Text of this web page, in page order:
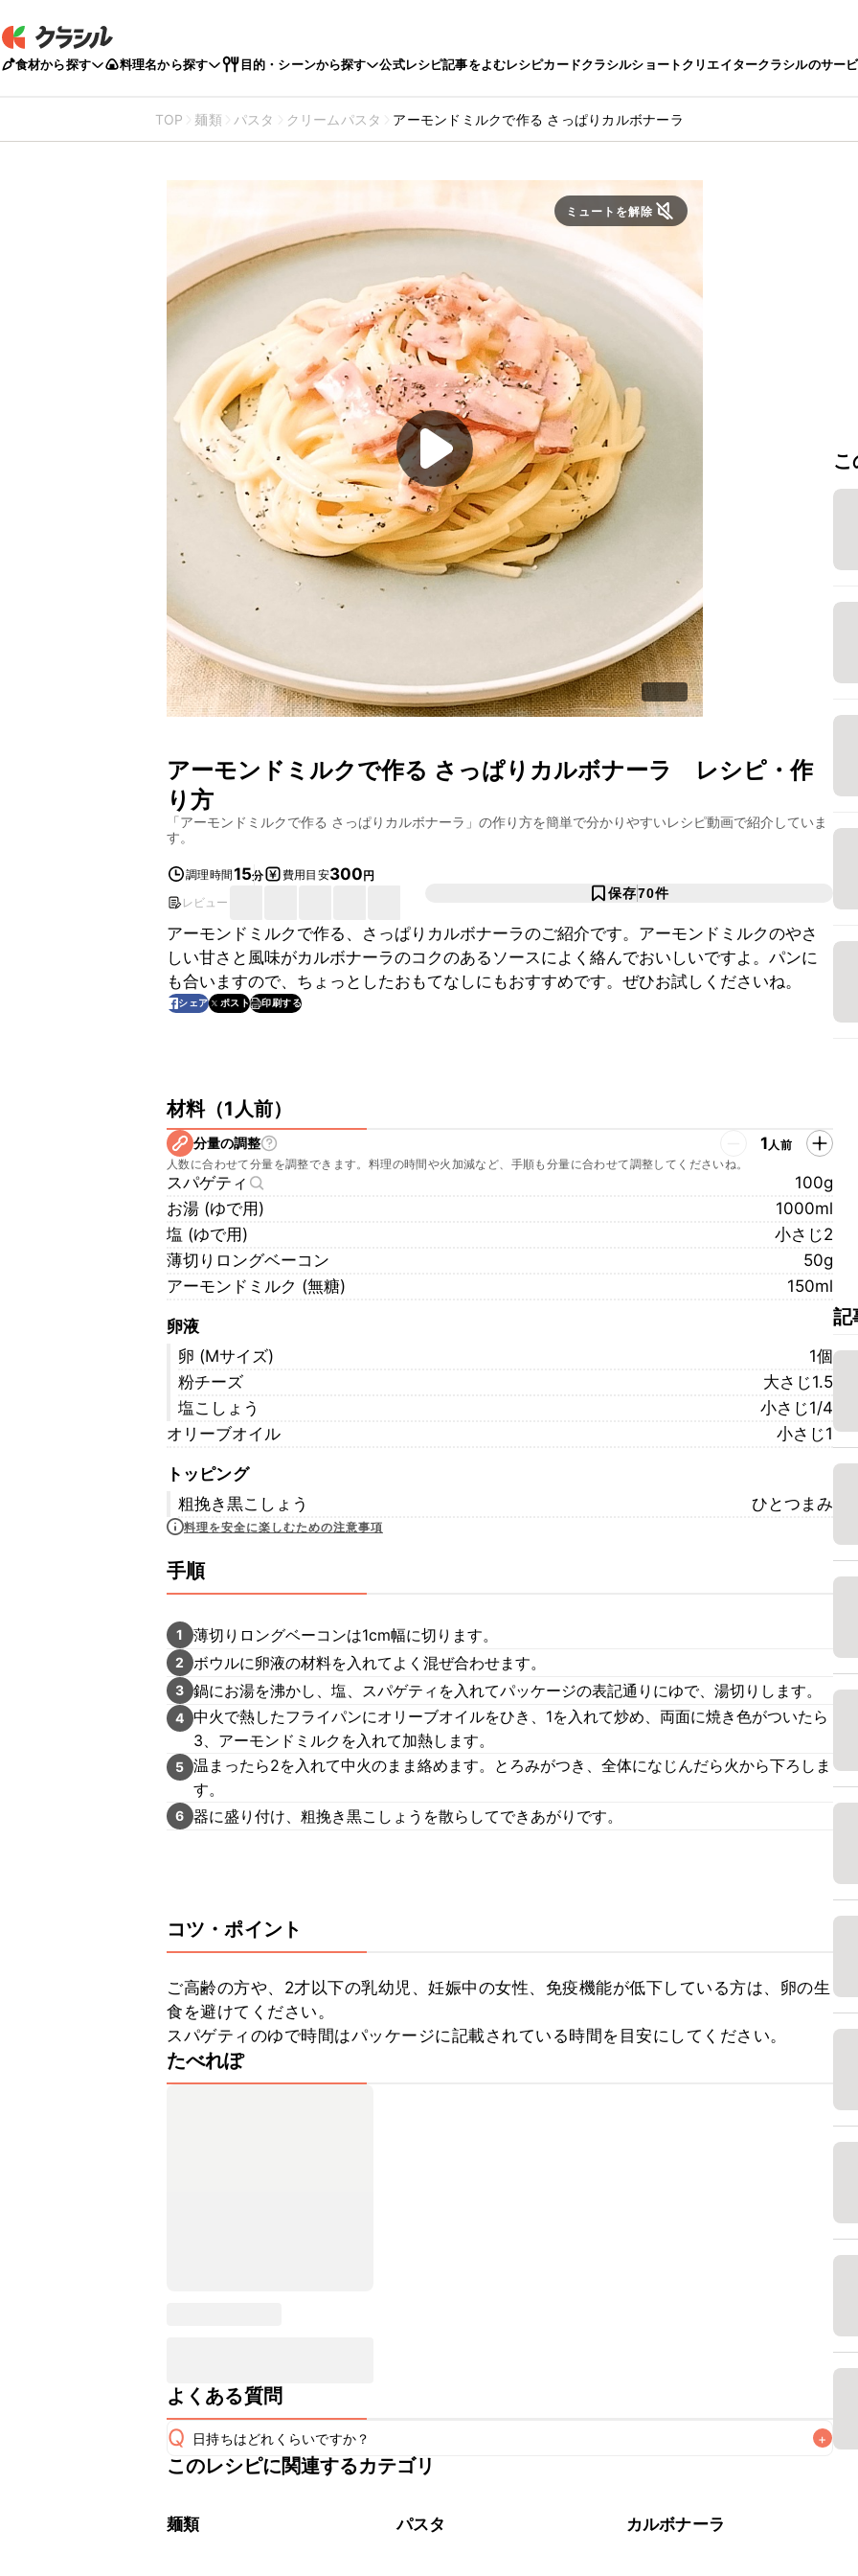
食材から探す 料理名から探す 目的・シーンから探す 公式レシピ記事をよむレシピカードクラシルショートクリエイタークラシルのサー
TOP 麺類 パスタ クリームパスタ アーモンドミルクで作る さっぱりカルボナーラ
ミュートを解除
アーモンドミルクで作る さっぱりカルボナーラ
レシピ・作
り方
「アーモンドミルクで作る さっぱりカルボナーラ 」の作り方を簡単で分かりやすいレシピ動画で紹介していま
す。
調理時間15分 費用目安300円
レビュー
保存70件
アーモンドミルクで作る、さっぱりカルボナーラのご紹介です。アーモンドミルクのやさ
しい甘さと風味がカルボナーラのコクのあるソースによく絡んでおいしいですよ。パンに
も合いますので、ちょっとしたおもてなしにもおすすめです。ぜひお試しくださいね。
シェア ポスト 印刷する
材料（1人前）
分量の調整 1人前
人数に合わせて分量を調整できます。料理の時間や火加減など、手順も分量に合わせて調整してくださいね。
スパゲティ
100g
お湯 (ゆで用)
1000ml
塩 (ゆで用)
小さじ2
薄切りロングベーコン
50g
アーモンドミルク (無糖)
150ml
卵液
卵 (Mサイズ)
1個
粉チーズ
大さじ1.5
塩こしょう
小さじ1/4
オリーブオイル
小さじ1
トッピング
粗挽き黒こしょう
ひとつまみ
料理を安全に楽しむための注意事項
手順
1 薄切りロングベーコンは1cm幅に切ります。
2 ボウルに卵液の材料を入れてよく混ぜ合わせます。
3 鍋にお湯を沸かし、塩、スパゲティを入れてパッケージの表記通りにゆで、湯切りします。
4 中火で熱したフライパンにオリーブオイルをひき、1を入れて炒め、両面に焼き色がついたら
3、アーモンドミルクを入れて加熱します。
5 温まったら2を入れて中火のまま絡めます。とろみがつき、全体になじんだら火から下ろしま
す。
6 器に盛り付け、粗挽き黒こしょうを散らしてできあがりです。
コツ・ポイント
ご高齢の方や、2才以下の乳幼児、妊娠中の女性、免疫機能が低下している方は、卵の生
食を避けてください。
スパゲティのゆで時間はパッケージに記載されている時間を目安にしてください。
たべれぽ
よくある質問
Q 日持ちはどれくらいですか？ +
こちらのレシピは出来たてをお召し上がりいただくことをおすすめします。
※日持ちは目安です。
このレシピに関連するカテゴリ
麺類 パスタ カルボナーラ
記